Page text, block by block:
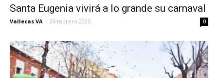
Santa Eugenia vivirá a lo grande su carnaval
Vallecas VA - 26 febrero 2025 0